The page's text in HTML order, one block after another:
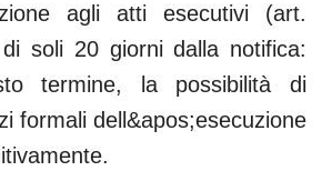
agli atti esecutivi (art.
soli 20 giorni dalla notifica:
termine, la possibilità di
formali dell&apos;esecuzione